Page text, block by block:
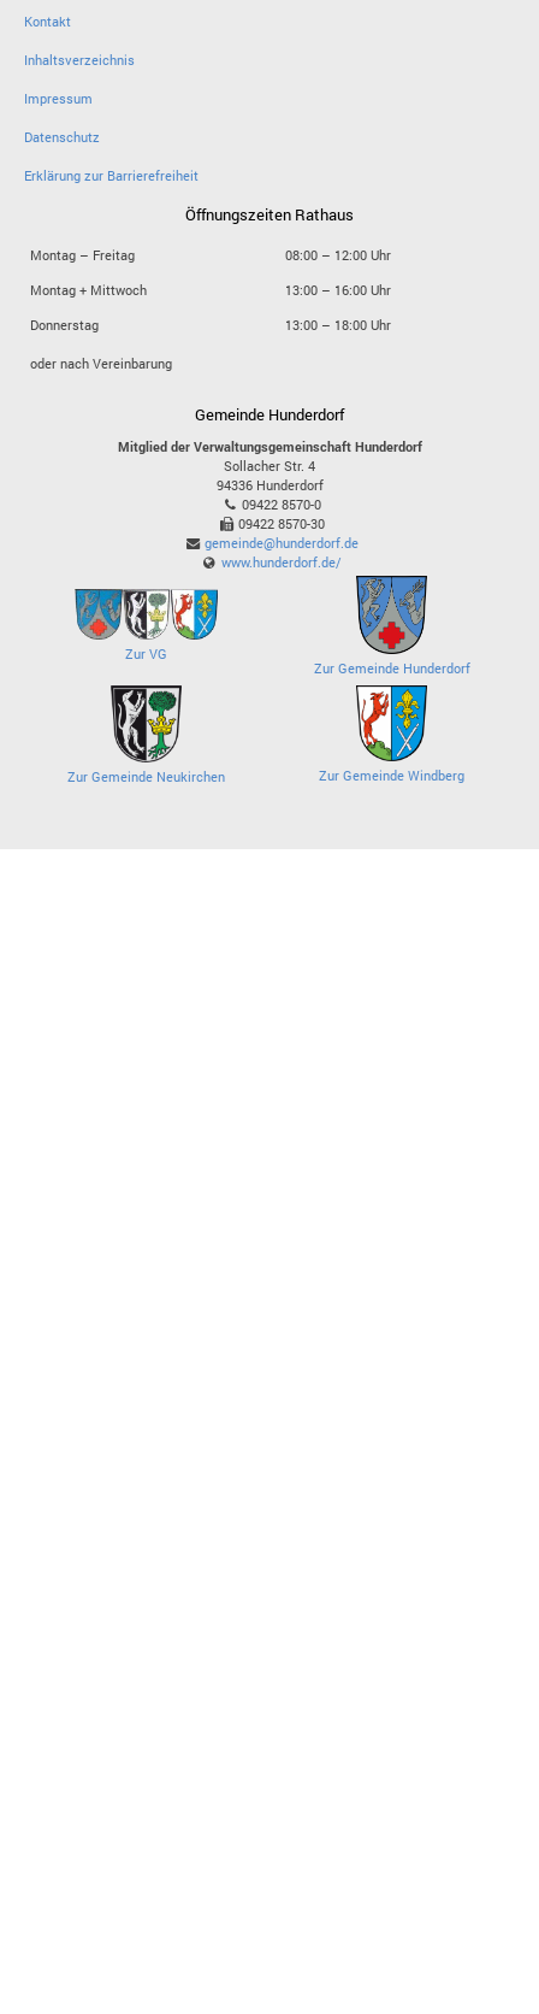
Kontakt
Inhaltsverzeichnis
Impressum
Datenschutz
Erklärung zur Barrierefreiheit
Öffnungszeiten Rathaus
Montag – Freitag
08:00 – 12:00 Uhr
Montag + Mittwoch
13:00 – 16:00 Uhr
Donnerstag
13:00 – 18:00 Uhr
oder nach Vereinbarung
Gemeinde Hunderdorf
Mitglied der Verwaltungsgemeinschaft Hunderdorf
Sollacher Str. 4
94336 Hunderdorf
09422 8570-0
09422 8570-30
gemeinde@hunderdorf.de
www.hunderdorf.de/
Zur VG
Zur Gemeinde Hunderdorf
Zur Gemeinde Neukirchen Zur Gemeinde Windberg